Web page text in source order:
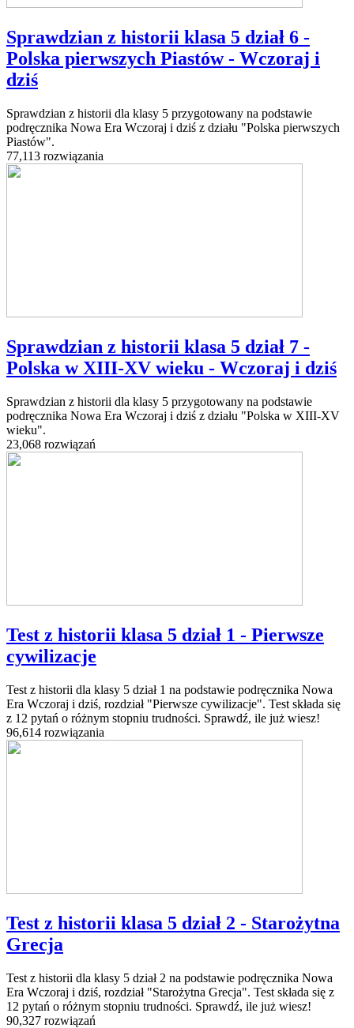
Sprawdzian z historii klasa 5 dział 6 -
Polska pierwszych Piastów - Wczoraj i
dziś
Sprawdzian z historii dla klasy 5 przygotowany na podstawie
podręcznika Nowa Era Wczoraj i dziś z działu "Polska pierwszych
Piastów".
77,113 rozwiązania
Sprawdzian z historii klasa 5 dział 7 -
Polska w XIII-XV wieku - Wczoraj i dziś
Sprawdzian z historii dla klasy 5 przygotowany na podstawie
podręcznika Nowa Era Wczoraj i dziś z działu "Polska w XIII-XV
wieku".
23,068 rozwiązań
Test z historii klasa 5 dział 1 - Pierwsze
cywilizacje
Test z historii dla klasy 5 dział 1 na podstawie podręcznika Nowa
Era Wczoraj i dziś, rozdział "Pierwsze cywilizacje". Test składa się
z 12 pytań o różnym stopniu trudności. Sprawdź, ile już wiesz!
96,614 rozwiązania
Test z historii klasa 5 dział 2 - Starożytna
Grecja
Test z historii dla klasy 5 dział 2 na podstawie podręcznika Nowa
Era Wczoraj i dziś, rozdział "Starożytna Grecja". Test składa się z
12 pytań o różnym stopniu trudności. Sprawdź, ile już wiesz!
90,327 rozwiązań